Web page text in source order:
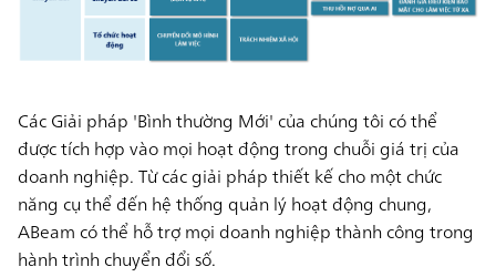
Các Giải pháp 'Bình thường Mới' của chúng tôi có thể
được tích hợp vào mọi hoạt động trong chuỗi giá trị của
doanh nghiệp. Từ các giải pháp thiết kế cho một chức
năng cụ thể đến hệ thống quản lý hoạt động chung,
ABeam có thể hỗ trợ mọi doanh nghiệp thành công trong
hành trình chuyển đổi số.